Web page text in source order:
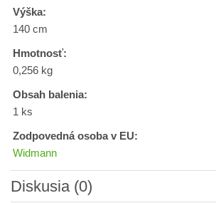
Výška:
140 cm
Hmotnosť:
0,256 kg
Obsah balenia:
1 ks
Zodpovedná osoba v EU:
Widmann
Diskusia (0)